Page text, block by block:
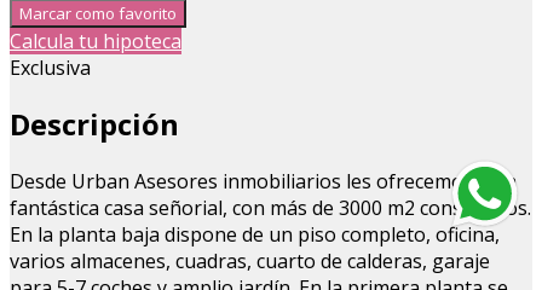
Marcar como favorito
Calcula tu hipoteca
Exclusiva
Descripción
Desde Urban Asesores inmobiliarios les ofrecemos esta
fantástica casa señorial, con más de 3000 m2 construidos.
En la planta baja dispone de un piso completo, oficina,
varios almacenes, cuadras, cuarto de calderas, garaje